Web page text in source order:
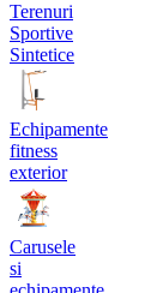
Terenuri
Sportive
Sintetice
Echipamente
fitness
exterior
Carusele
si